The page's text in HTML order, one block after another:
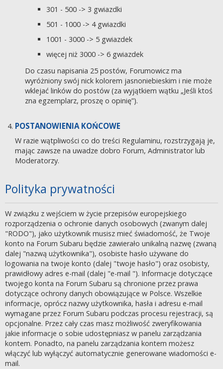
301 - 500 -> 3 gwiazdki
501 - 1000 -> 4 gwiazdki
1001 - 3000 -> 5 gwiazdek
więcej niż 3000 -> 6 gwiazdek
Do czasu napisania 25 postów, Forumowicz ma
wyróżniony swój nick kolorem jasnoniebieskim i nie może
wklejać linków do postów (za wyjątkiem wątku „Jeśli ktoś
zna egzemplarz, proszę o opinię”).
POSTANOWIENIA KOŃCOWE
W razie wątpliwości co do treści Regulaminu, rozstrzygają je,
mając zawsze na uwadze dobro Forum, Administrator lub
Moderatorzy.
Polityka prywatności
W związku z wejściem w życie przepisów europejskiego
rozporządzenia o ochronie danych osobowych (zwanym dalej
"RODO"), jako użytkownik musisz mieć świadomość, że Twoje
konto na Forum Subaru będzie zawierało unikalną nazwę (zwaną
dalej "nazwą użytkownika"), osobiste hasło używane do
logowania na twoje konto (dalej "twoje hasło") oraz osobisty,
prawidłowy adres e-mail (dalej "e-mail "). Informacje dotyczące
twojego konta na Forum Subaru są chronione przez prawa
dotyczące ochrony danych obowiązujące w Polsce. Wszelkie
informacje, oprócz nazwy użytkownika, hasła i adresu e-mail
wymagane przez Forum Subaru podczas procesu rejestracji, są
opcjonalne. Przez cały czas masz możliwość zweryfikowania
jakie informacje o sobie udostępniasz w panelu zarządzania
kontem. Ponadto, na panelu zarządzania kontem możesz
włączyć lub wyłączyć automatycznie generowane wiadomości e-
mail.